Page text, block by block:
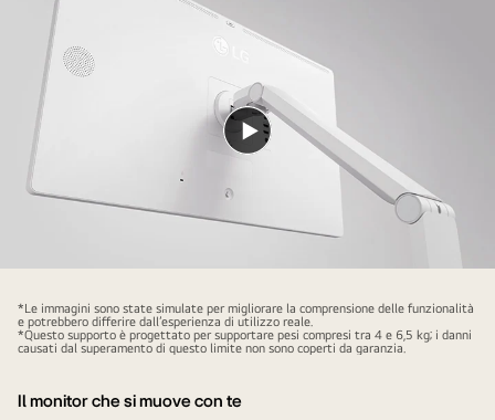
Monitor
Swing.
Riproduci
*Le immagini sono state simulate per migliorare la comprensione delle funzionalità
e potrebbero differire dall’esperienza di utilizzo reale.
*Questo supporto è progettato per supportare pesi compresi tra 4 e 6,5 kg; i danni
causati dal superamento di questo limite non sono coperti da garanzia.
Il monitor che si muove con te